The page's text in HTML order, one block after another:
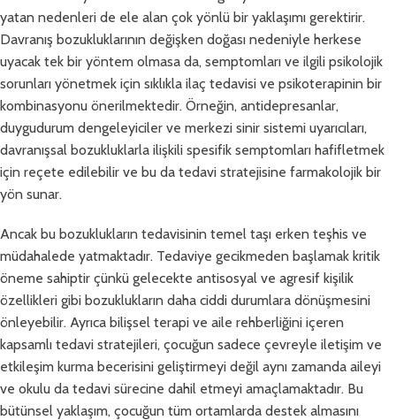
yatan nedenleri de ele alan çok yönlü bir yaklaşımı gerektirir.
Davranış bozukluklarının değişken doğası nedeniyle herkese
uyacak tek bir yöntem olmasa da, semptomları ve ilgili psikolojik
sorunları yönetmek için sıklıkla ilaç tedavisi ve psikoterapinin bir
kombinasyonu önerilmektedir. Örneğin, antidepresanlar,
duygudurum dengeleyiciler ve merkezi sinir sistemi uyarıcıları,
davranışsal bozukluklarla ilişkili spesifik semptomları hafifletmek
için reçete edilebilir ve bu da tedavi stratejisine farmakolojik bir
yön sunar.
Ancak bu bozuklukların tedavisinin temel taşı erken teşhis ve
müdahalede yatmaktadır. Tedaviye gecikmeden başlamak kritik
öneme sahiptir çünkü gelecekte antisosyal ve agresif kişilik
özellikleri gibi bozuklukların daha ciddi durumlara dönüşmesini
önleyebilir. Ayrıca bilişsel terapi ve aile rehberliğini içeren
kapsamlı tedavi stratejileri, çocuğun sadece çevreyle iletişim ve
etkileşim kurma becerisini geliştirmeyi değil aynı zamanda aileyi
ve okulu da tedavi sürecine dahil etmeyi amaçlamaktadır. Bu
bütünsel yaklaşım, çocuğun tüm ortamlarda destek almasını